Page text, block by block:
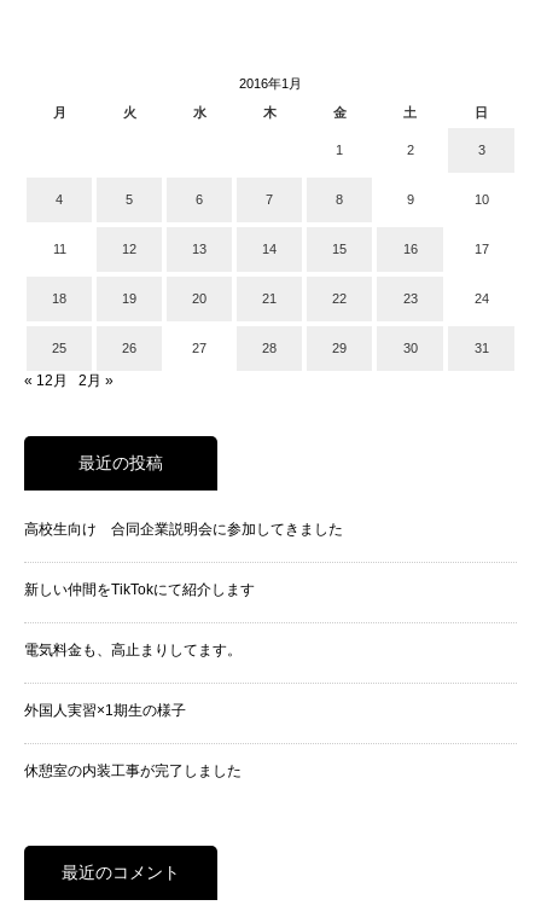
2016年1月
月
火 水 木 金 土 日
1 2 3
4 5 6 7 8 9 10
11 12 13 14 15 16 17
18 19 20 21 22 23 24
25 26 27 28 29 30 31
« 12月 2月 »
最近の投稿
高校生向け 合同企業説明会に参加してきました
新しい仲間をTikTokにて紹介します
電気料金も、高止まりしてます。
外国人実習×1期生の様子
休憩室の内装工事が完了しました
最近のコメント